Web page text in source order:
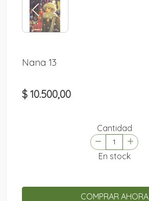
Nana 13
$ 10.500,00
Cantidad
En stock
COMPRAR AHORA